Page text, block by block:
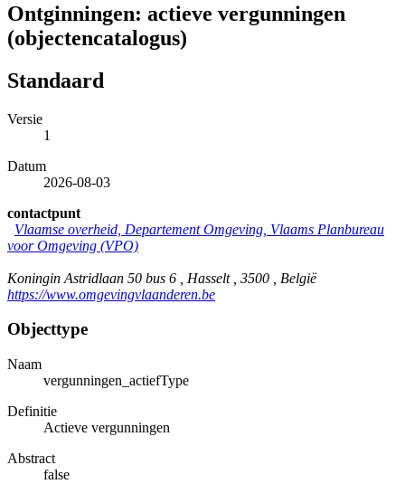
Ontginningen: actieve vergunningen
(objectencatalogus)
Standaard
Versie
1
Datum
2026-08-03
contactpunt
Vlaamse overheid, Departement Omgeving, Vlaams Planbureau
voor Omgeving (VPO)
Koningin Astridlaan 50 bus 6 , Hasselt , 3500 , België
https://www.omgevingvlaanderen.be
Objecttype
Naam
vergunningen_actiefType
Definitie
Actieve vergunningen
Abstract
false